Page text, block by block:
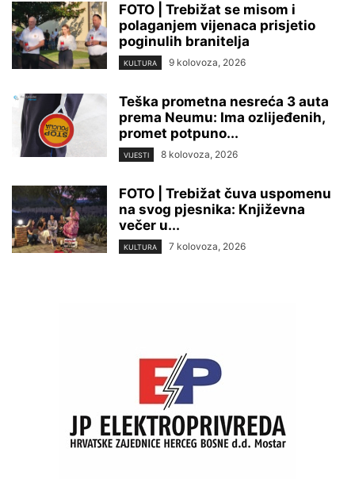
FOTO | Trebižat se misom i
polaganjem vijenaca prisjetio
poginulih branitelja
KULTURA 9 kolovoza, 2026
Teška prometna nesreća 3 auta
prema Neumu: Ima ozlijeđenih,
promet potpuno...
VIJESTI 8 kolovoza, 2026
FOTO | Trebižat čuva uspomenu
na svog pjesnika: Književna
večer u...
KULTURA 7 kolovoza, 2026